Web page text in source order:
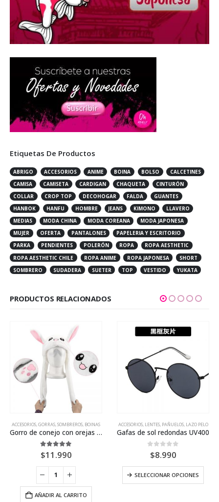
Etiquetas De Productos
ABRIGO ACCESORIOS ANIME BOINA BOLSO
CALCETINES
CAMISA
CAMISETA CARDIGAN CHAQUETA
CINTURÓN
COLLAR
CROP TOP DECOHOGAR FALDA
GUANTES
HANBOK
HANFU HOMBRE JEANS KIMONO
LLAVERO
MEDIAS
MODA CHINA MODA COREANA
MODA JAPONESA
MUJER
OFERTA PANTALONES
PAPELERIA Y ESCRITORIO
PARKA
PENDIENTES POLERÓN ROPA
ROPA AESTHETIC
ROPA AESTHETIC CHILE
ROPA ANIME ROPA JAPONESA
SHORT
SOMBRERO
SUDADERA SUETER TOP VESTIDO YUKATA
PRODUCTOS RELACIONADOS
ACCESORIOS,GORRAS, SOMBREROS, BOINAS
Gorro de conejo con orejas móvil
5.00 out of 5
$11.990
AÑADIR AL CARRITO
ACCESORIOS, LENTES, PAÑUELOS, LAZO PELO
Gafas de sol redondas UV400
0out of 5
$8.990
SELECCIONAR OPCIONES